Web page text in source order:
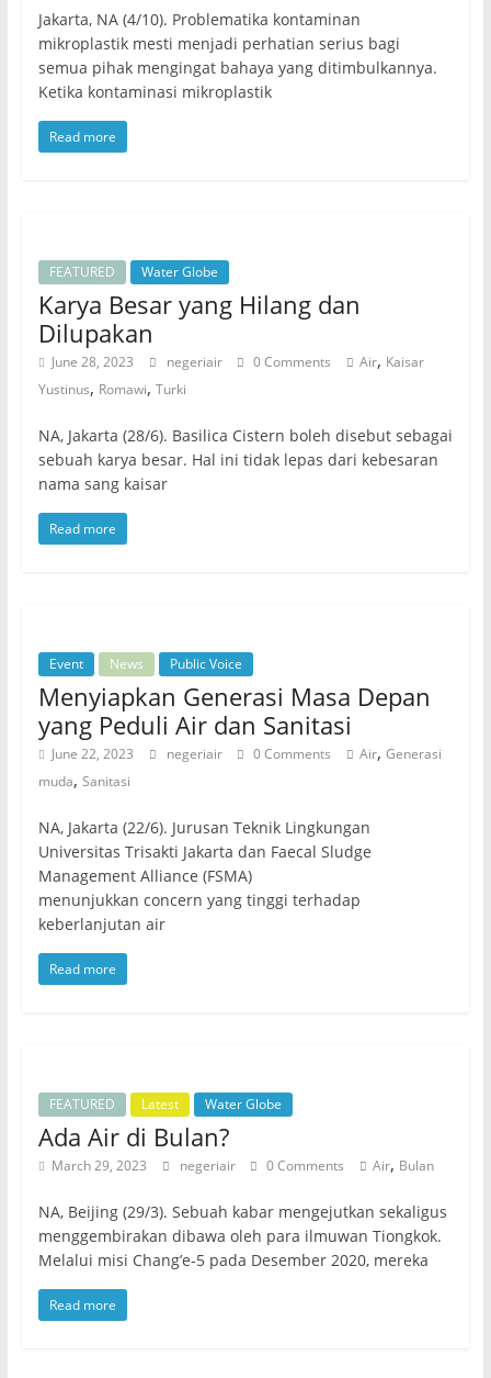
Jakarta, NA (4/10). Problematika kontaminan
mikroplastik mesti menjadi perhatian serius bagi
semua pihak mengingat bahaya yang ditimbulkannya.
Ketika kontaminasi mikroplastik
Read more
FEATURED Water Globe
Karya Besar yang Hilang dan
Dilupakan
June 28, 2023 negeriair 0 Comments Air, Kaisar
Yustinus, Romawi, Turki
NA, Jakarta (28/6). Basilica Cistern boleh disebut sebagai
sebuah karya besar. Hal ini tidak lepas dari kebesaran
nama sang kaisar
Read more
Event News Public Voice
Menyiapkan Generasi Masa Depan
yang Peduli Air dan Sanitasi
June 22, 2023 negeriair 0 Comments Air, Generasi
muda, Sanitasi
NA, Jakarta (22/6). Jurusan Teknik Lingkungan
Universitas Trisakti Jakarta dan Faecal Sludge
Management Alliance (FSMA)
menunjukkan concern yang tinggi terhadap
keberlanjutan air
Read more
FEATURED Latest Water Globe
Ada Air di Bulan?
March 29, 2023 negeriair 0 Comments Air, Bulan
NA, Beijing (29/3). Sebuah kabar mengejutkan sekaligus
menggembirakan dibawa oleh para ilmuwan Tiongkok.
Melalui misi Chang’e-5 pada Desember 2020, mereka
Read more